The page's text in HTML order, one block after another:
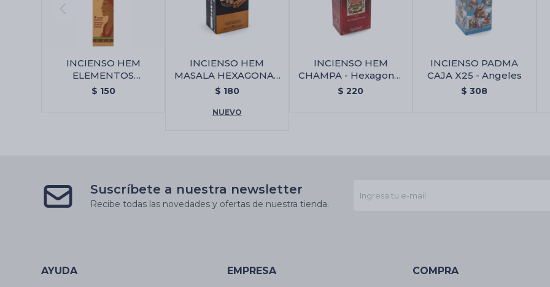
INCIENSO HEM
ELEMENTOS
SAGRADOS JUMBO -
$ 150
INCIENSO HEM
MASALA HEXAGONAL
X6 - Palo Santo/canela
$ 180
NUEVO
INCIENSO HEM
CHAMPA - Hexagonal
X6
$ 220
INCIENSO PADMA
CAJA X25 - Angeles
$ 308
Suscríbete a nuestra newsletter
Recibe todas las novedades y ofertas de nuestra tienda.
AYUDA EMPRESA COMPRA